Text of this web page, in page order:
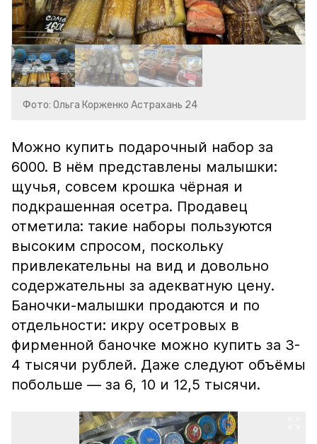
Фото: Ольга Корженко Астрахань 24
Можно купить подарочный набор за
6000. В нём представлены малышки:
щучья, совсем крошка чёрная и
подкрашенная осетра. Продавец
отметила: такие наборы пользуются
высоким спросом, поскольку
привлекательны на вид и довольно
содержательны за адекватную цену.
Баночки-малышки продаются и по
отдельности: икру осетровых в
фирменной баночке можно купить за 3-
4 тысячи рублей. Даже следуют объёмы
побольше — за 6, 10 и 12,5 тысячи.